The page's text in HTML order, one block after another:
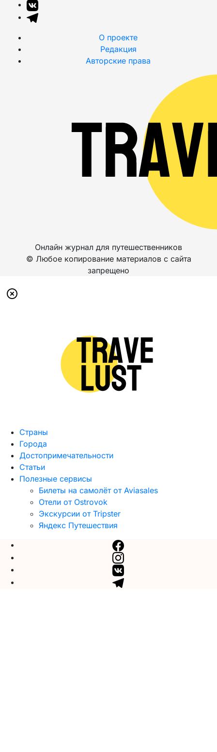
О проекте
Редакция
Авторские права
Онлайн журнал для путешественников
© Любое копирование материалов с сайта
запрещено
Страны
Города
Достопримечательности
Статьи
Полезные сервисы
Билеты на самолёт от Aviasales
Отели от Ostrovok
Экскурсии от Tripster
Яндекс Путешествия